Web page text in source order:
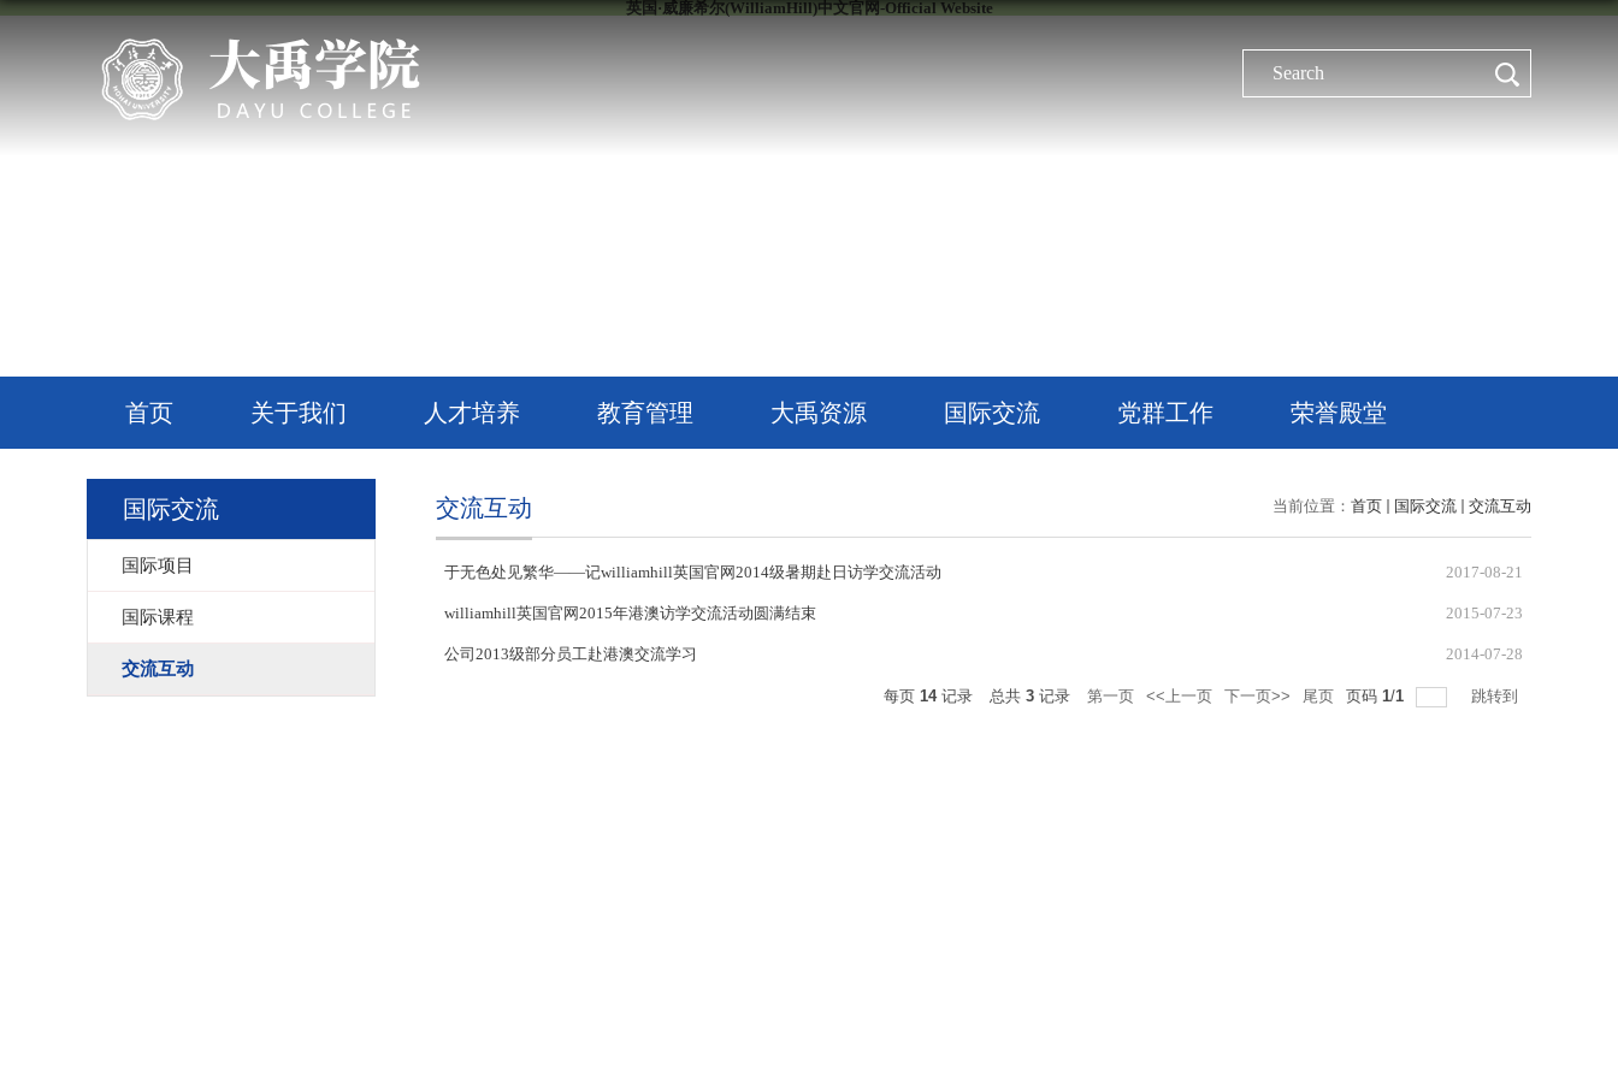
英国·威廉希尔(WilliamHill)中文官网-Official Website
首页 关于我们 人才培养 教育管理 大禹资源 国际交流 党群工作 荣誉殿堂
国际交流
国际项目
国际课程
交流互动
当前位置： 首页 国际交流 交流互动
交流互动
于无色处见繁华——记williamhill英国官网2014级暑期赴日访学交流活动 2017-08-21
williamhill英国官网2015年港澳访学交流活动圆满结束 2015-07-23
公司2013级部分员工赴港澳交流学习 2014-07-28
每页 14记录 总共 3 记录 第一页 <<上一页 下一页>> 尾页 页码 1/1 跳转到